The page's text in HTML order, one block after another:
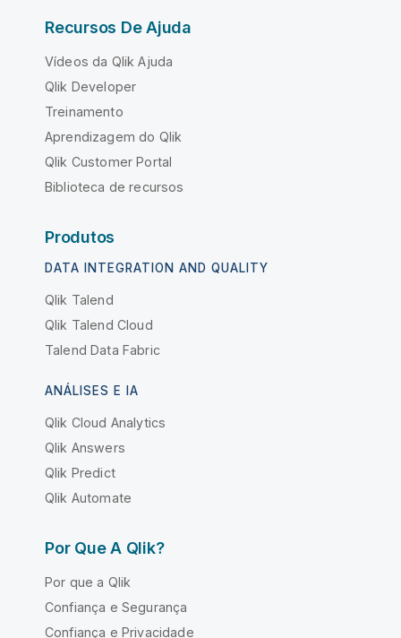
Recursos De Ajuda
Vídeos da Qlik Ajuda
Qlik Developer
Treinamento
Aprendizagem do Qlik
Qlik Customer Portal
Biblioteca de recursos
Produtos
DATA INTEGRATION AND QUALITY
Qlik Talend
Qlik Talend Cloud
Talend Data Fabric
ANÁLISES E IA
Qlik Cloud Analytics
Qlik Answers
Qlik Predict
Qlik Automate
Por Que A Qlik?
Por que a Qlik
Confiança e Segurança
Confiança e Privacidade